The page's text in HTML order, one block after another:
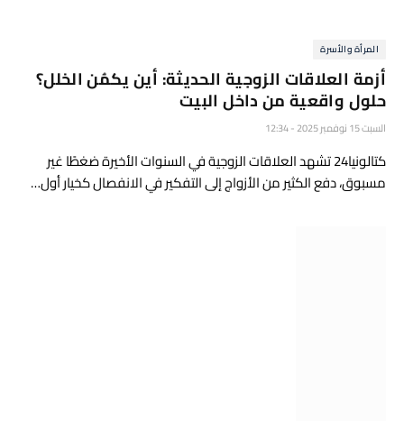
المرأة والأسرة
أزمة العلاقات الزوجية الحديثة: أين يكمُن الخلل؟
حلول واقعية من داخل البيت
السبت 15 نوفمبر 2025 - 12:34
كتالونيا24 تشهد العلاقات الزوجية في السنوات الأخيرة ضغطًا غير
مسبوق، دفع الكثير من الأزواج إلى التفكير في الانفصال كخيار أول…